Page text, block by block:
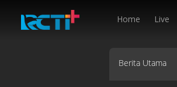
Home Live
Berita Utama